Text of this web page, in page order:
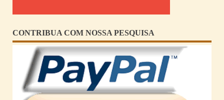
CONTRIBUA COM NOSSA PESQUISA